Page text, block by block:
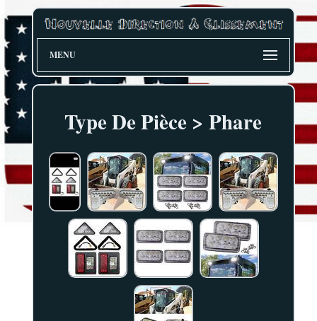
MENU
Type De Pièce > Phare